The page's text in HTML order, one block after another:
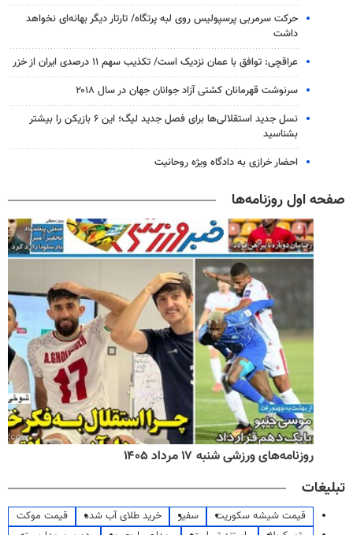
حرکت سرمربی پرسپولیس روی لبه پرتگاه/ تارتار دیگر بهانه‌ای نخواهد
داشت
عراقچی: توافق با عمان نزدیک است/ تکذیب سهم ۱۱ درصدی ایران از خزر
سرنوشت قهرمانان کشتی آزاد جوانان جهان در سال ۲۰۱۸
نسل جدید استقلالی‌ها برای فصل جدید لیگ؛ این ۶ بازیکن را بیشتر
بشناسید
احضار خرازی به دادگاه ویژه روحانیت
صفحه اول روزنامه‌ها
روزنامه‌های ورزشی شنبه ۱۷ مرداد ۱۴۰۵
تبلیغات
قیمت شیشه سکوریت سفیر خرید طلای آب شده
قیمت موکت